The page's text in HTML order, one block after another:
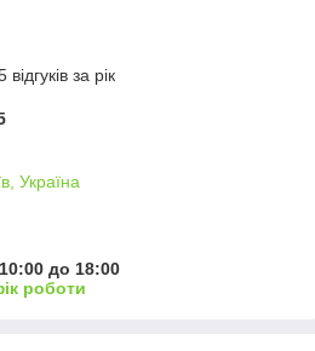
за рік
Україна
до 18:00
роботи